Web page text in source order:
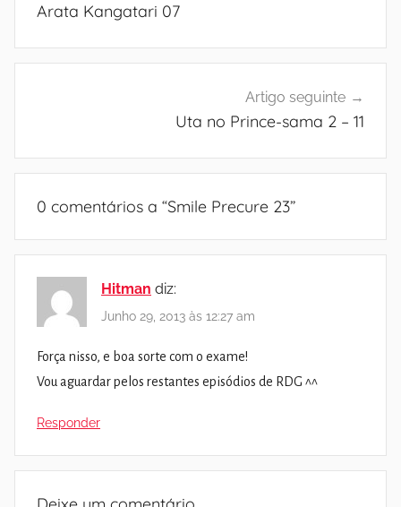
Arata Kangatari 07
Artigo seguinte
Uta no Prince-sama 2 – 11
0 comentários a “Smile Precure 23”
Hitman diz:
Junho 29, 2013 às 12:27 am
Força nisso, e boa sorte com o exame!
Vou aguardar pelos restantes episódios de RDG ^^
Responder